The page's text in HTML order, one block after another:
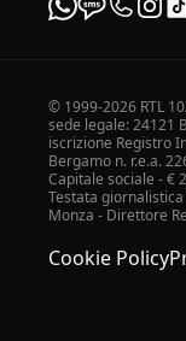
© 1999-2026 RTL
sede legale: 24121
iscrizione Registro
Bergamo n. r.e.a.
Capitale sociale - €
Testata
Monza - Direttore
Cookie Policy